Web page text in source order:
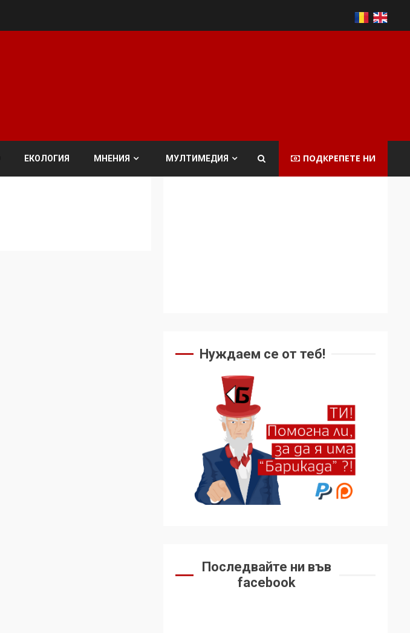
ЕКОЛОГИЯ МНЕНИЯ МУЛТИМЕДИЯ ПОДКРЕПЕТЕ НИ
Нуждаем се от теб!
Последвайте ни във
facebook